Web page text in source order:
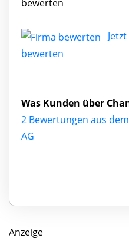
bewerten
bewerten
Was Kunden über
2 Bewertungen aus
AG
Anzeige